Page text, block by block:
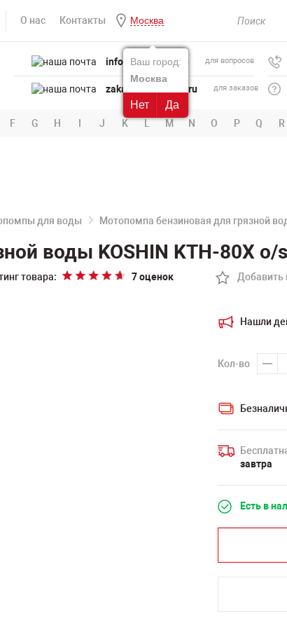
О нас Контакты Москва
Ваш город:
Москва
Нет Да
info@powertool.ru для вопросов
zakaz@powertool.ru для заказов
F G H I J K L M N O P Q R
для воды Мотопомпа бензиновая для грязной
воды KOSHIN KTH-80X o/s
товара: 7 оценок Добавить
Нашли
Кол-во
завтра
Есть в